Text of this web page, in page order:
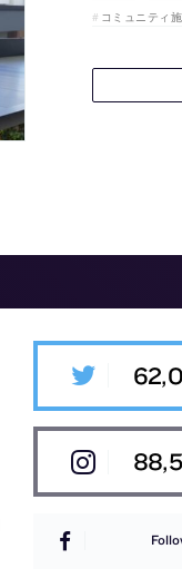
コミュニティ